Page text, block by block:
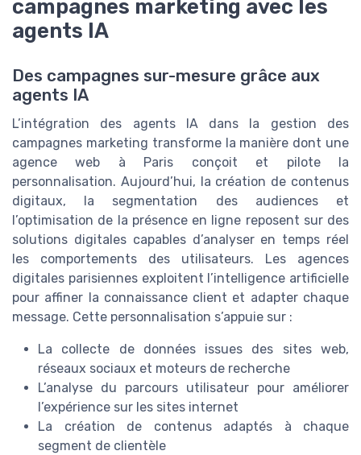
campagnes marketing avec les
agents IA
Des campagnes sur-mesure grâce aux
agents IA
L’intégration des agents IA dans la gestion des
campagnes marketing transforme la manière dont une
agence web à Paris conçoit et pilote la
personnalisation. Aujourd’hui, la création de contenus
digitaux, la segmentation des audiences et
l’optimisation de la présence en ligne reposent sur des
solutions digitales capables d’analyser en temps réel
les comportements des utilisateurs. Les agences
digitales parisiennes exploitent l’intelligence artificielle
pour affiner la connaissance client et adapter chaque
message. Cette personnalisation s’appuie sur :
La collecte de données issues des sites web,
réseaux sociaux et moteurs de recherche
L’analyse du parcours utilisateur pour améliorer
l’expérience sur les sites internet
La création de contenus adaptés à chaque
segment de clientèle